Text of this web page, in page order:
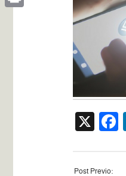
X
Post Previo: